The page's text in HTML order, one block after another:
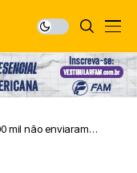
mil não enviaram